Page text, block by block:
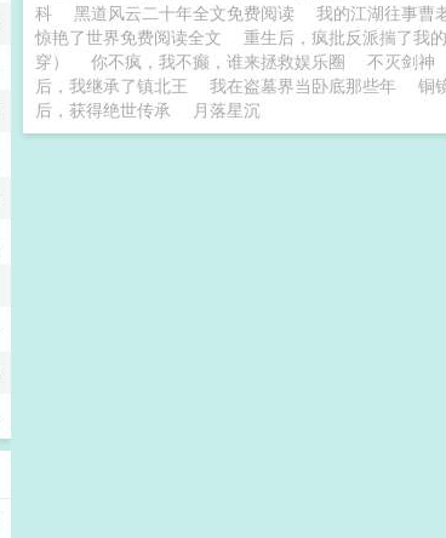
科
黑道风云二十年全文免费阅读 我的江湖往事曹
惊艳了世界免费阅读全文
重生后，疯批反派揣了我
穿）
你不疯，我不癫，谁来拯救娱乐圈 不灭剑神
后，我继承了镇北王
我在盗墓界当卧底那些年 铜
后，获得绝世传承
月落星沉